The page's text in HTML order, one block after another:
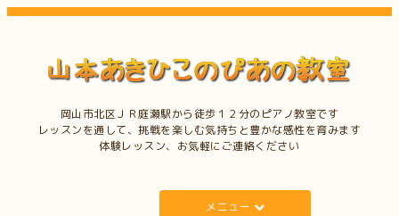
岡山市北区ＪＲ庭瀬駅から徒歩１２分のピアノ教室です
レッスンを通して、挑戦を楽しむ気持ちと豊かな感性を育みます
体験レッスン、お気軽にご連絡ください
メニュー